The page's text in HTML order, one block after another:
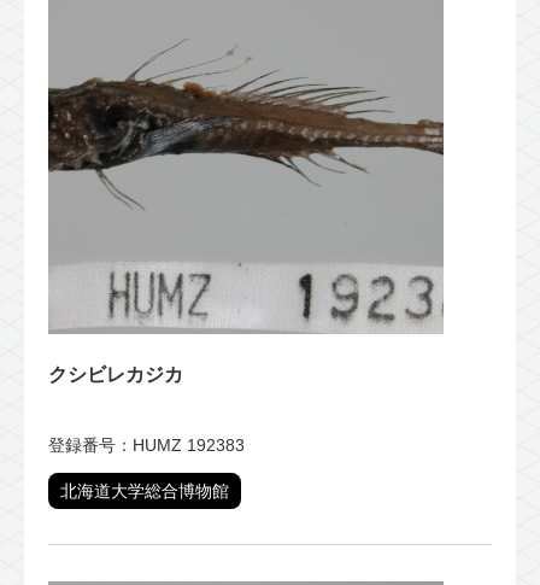
クシビレカジカ
登録番号：HUMZ 192383
北海道大学総合博物館